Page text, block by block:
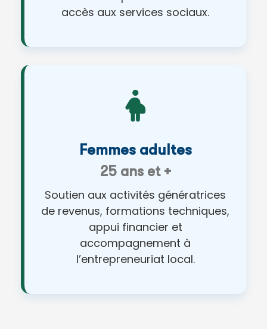
accès aux services sociaux.
Femmes adultes
25 ans et +
Soutien aux activités génératrices
de revenus, formations techniques,
appui financier et
accompagnement à
l’entrepreneuriat local.